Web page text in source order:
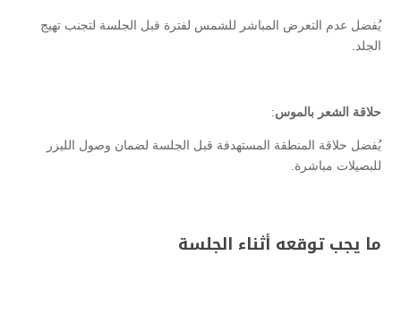
يُفضل عدم التعرض المباشر للشمس لفترة قبل الجلسة لتجنب تهيج
الجلد.
حلاقة الشعر بالموس:
يُفضل حلاقة المنطقة المستهدفة قبل الجلسة لضمان وصول الليزر
للبصيلات مباشرة.
ما يجب توقعه أثناء الجلسة